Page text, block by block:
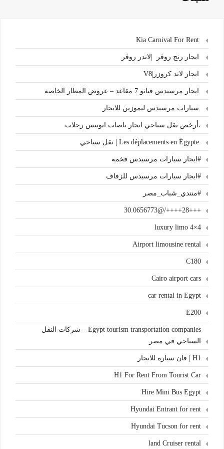
ايجار رنج روڤر |لاندر روڤر
ايجار لاند كروزر|V8
ايجار مرسيدس فيانو 7 مقاعد – عروض المطار الخاصة
سيارات مرسيدس ليموزين للايجار
،أرخص نقل سياحي ايجار باصات اتوبيس رحلات
.Les déplacements en Égypte | نقل سياحي
#ايجار سيارات مرسيدس فخمه
#ايجار سيارات مرسيدس للزفاف
#منتدي_شباب_مصر
+++28++++/@30.0656773
4×4 luxury limo
Airport limousine rental
C180
Cairo airport cars
car rental in Egypt
E200
Egypt tourism transportation companies – شركات النقل
السياحي في مصر
H1 | فان سيارة للايجار
H1 For Rent From Tourist Car
Hire Mini Bus Egypt
Hyundai Entrant for rent
Hyundai Tucson for rent
land Cruiser rental